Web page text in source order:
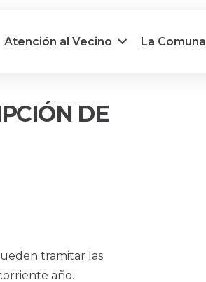
Atención al Vecino La Comuna
DE
tramitar las
año.